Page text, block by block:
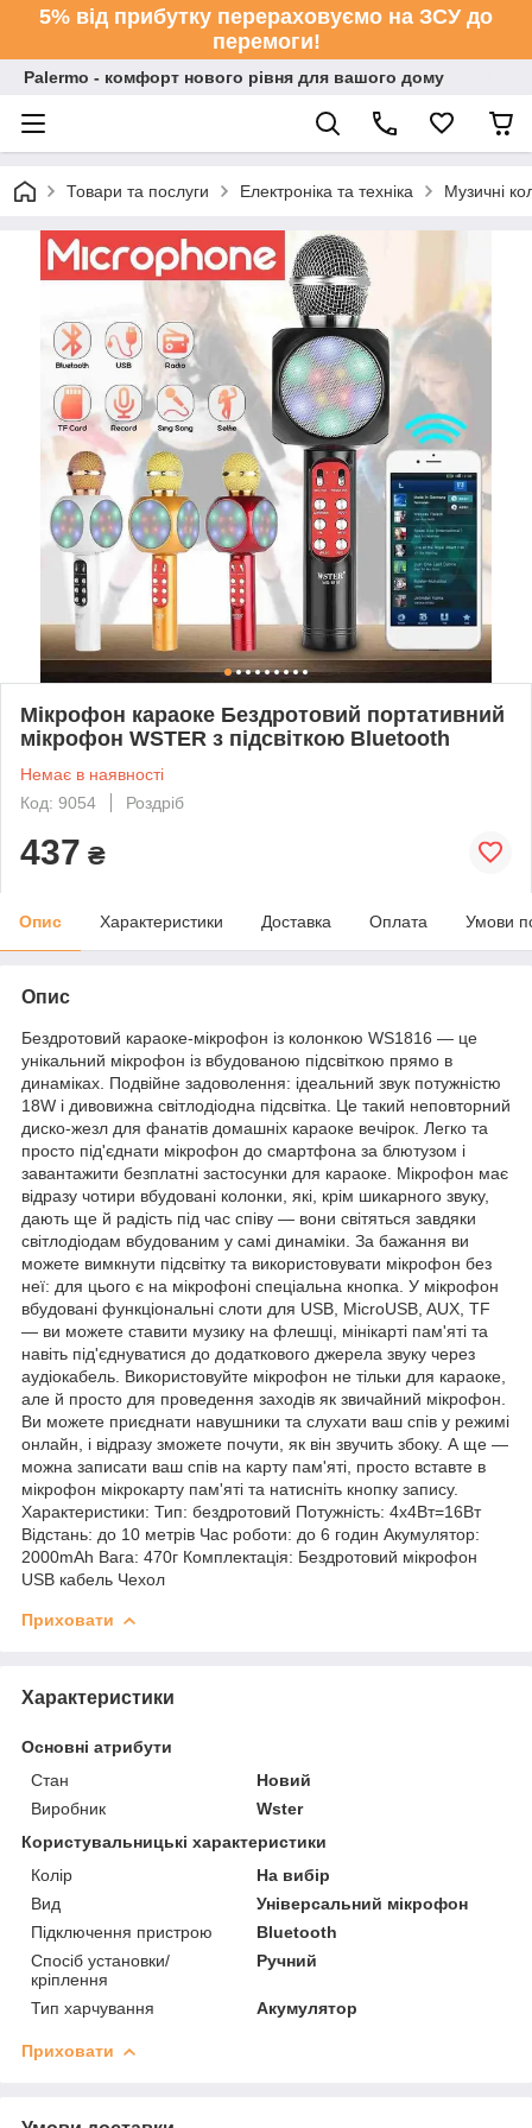
5% від прибутку перераховуємо на ЗСУ до
перемоги!
Palermo - комфорт нового рівня для вашого дому
Товари та послуги Електроніка та техніка Музичні
Мікрофон караоке Бездротовий портативний
мікрофон WSTER з підсвіткою Bluetooth
Немає в наявності
Код: 9054
Роздріб
437 ₴
Опис Характеристики Доставка Оплата Умови
Опис
Бездротовий караоке-мікрофон із колонкою WS1816 — це
унікальний мікрофон із вбудованою підсвіткою прямо в
динаміках. Подвійне задоволення: ідеальний звук потужністю
18W і дивовижна світлодіодна підсвітка. Це такий неповторний
диско-жезл для фанатів домашніх караоке вечірок. Легко та
просто під'єднати мікрофон до смартфона за блютузом і
завантажити безплатні застосунки для караоке. Мікрофон має
відразу чотири вбудовані колонки, які, крім шикарного звуку,
дають ще й радість під час співу — вони світяться завдяки
світлодіодам вбудованим у самі динаміки. За бажання ви
можете вимкнути підсвітку та використовувати мікрофон без
неї: для цього є на мікрофоні спеціальна кнопка. У мікрофон
вбудовані функціональні слоти для USB, MicroUSB, AUX, TF
— ви можете ставити музику на флешці, мінікарті пам'яті та
навіть під'єднуватися до додаткового джерела звуку через
аудіокабель. Використовуйте мікрофон не тільки для караоке,
але й просто для проведення заходів як звичайний мікрофон.
Ви можете приєднати навушники та слухати ваш спів у режимі
онлайн, і відразу зможете почути, як він звучить збоку. А ще —
можна записати ваш спів на карту пам'яті, просто вставте в
мікрофон мікрокарту пам'яті та натисніть кнопку запису.
Характеристики: Тип: бездротовий Потужність: 4х4Вт=16Вт
Відстань: до 10 метрів Час роботи: до 6 годин Акумулятор:
2000mAh Вага: 470г Комплектація: Бездротовий мікрофон
USB кабель Чехол
Приховати
Характеристики
Основні атрибути
Стан
Новий
Виробник
Wster
Користувальницькі характеристики
Колір
На вибір
Вид
Універсальний мікрофон
Підключення пристрою
Bluetooth
Спосіб установки/
кріплення
Ручний
Тип харчування Акумулятор
Приховати